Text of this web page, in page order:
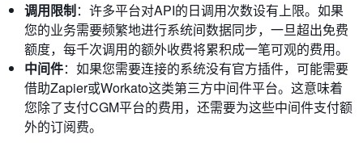
调用限制：许多平台对API的日调用次数设有上限。如果
您的业务需要频繁地进行系统间数据同步，一旦超出免费
额度，每千次调用的额外收费将累积成一笔可观的费用。
中间件：如果您需要连接的系统没有官方插件，可能需要
借助Zapier或Workato这类第三方中间件平台。这意味着
您除了支付CGM平台的费用，还需要为这些中间件支付额
外的订阅费。